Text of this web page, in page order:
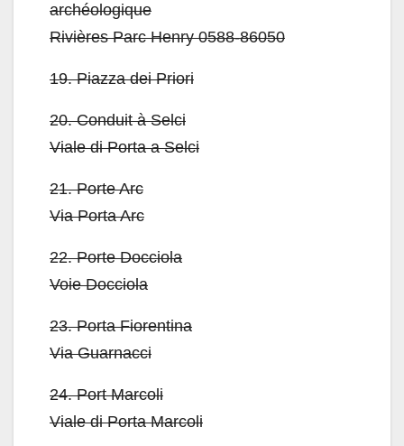
archéologique
Rivières Parc Henry 0588-86050
19. Piazza dei Priori
20. Conduit à Selci
Viale di Porta a Selci
21. Porte Arc
Via Porta Arc
22. Porte Docciola
Voie Docciola
23. Porta Fiorentina
Via Guarnacci
24. Port Marcoli
Viale di Porta Marcoli